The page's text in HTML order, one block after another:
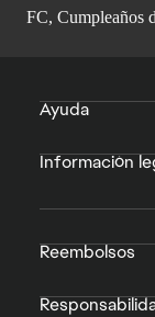
FC, Cumpleaños
Ayuda
Información
Reembolsos